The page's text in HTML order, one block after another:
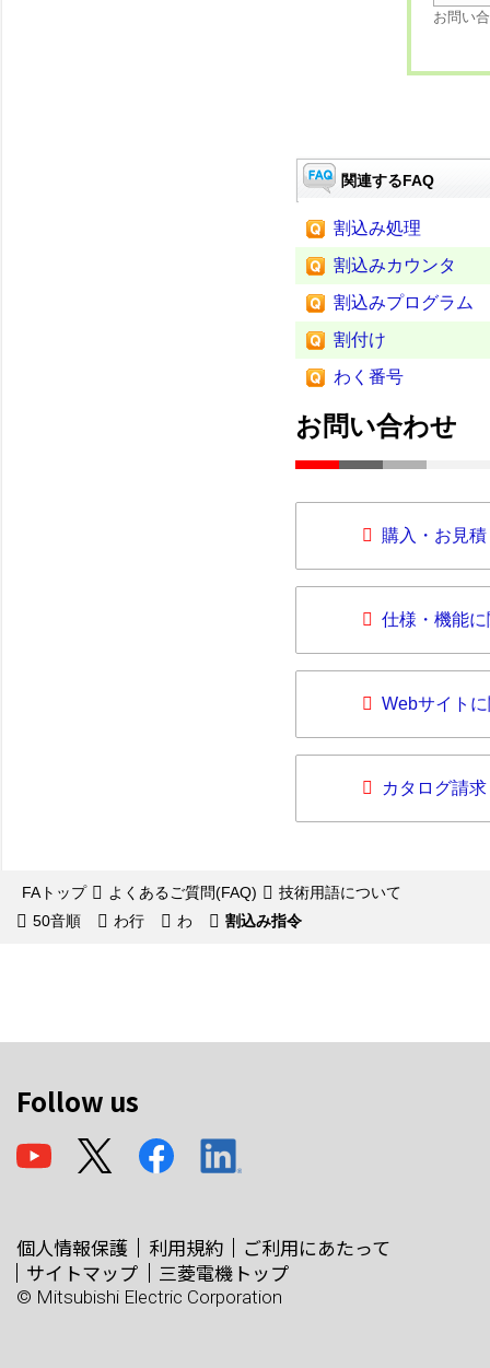
お問い
関連するFAQ
割込み処理
割込みカウンタ
割込みプログラム
割付け
わく番号
お問い合わせ
購入・お見
仕様・機能
Webサイト
カタログ請求
FAトップ よくあるご質問(FAQ)
技術用語について
50音順
わ行 わ 割込み指令
Follow us
個人情報保護 利用規約
ご利用にあたって
サイトマップ
三菱電機トップ
© Mitsubishi Electric Corporation